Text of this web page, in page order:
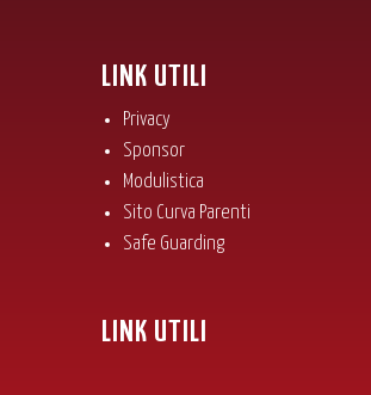
LINK UTILI
Privacy
Sponsor
Modulistica
Sito Curva Parenti
Safe Guarding
LINK UTILI